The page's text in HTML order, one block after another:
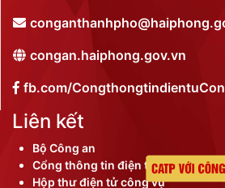
congan.haiphong.gov.vn
fb.com/
Liên kết
Bộ Công an
Cổng thông tin điện tử thành phố
Hộp thư điện tử công vụ